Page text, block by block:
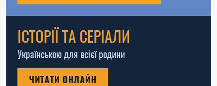
ІСТОРІЇ ТА СЕРІАЛИ
Українською для всієї родини
ЧИТАТИ ОНЛАЙН